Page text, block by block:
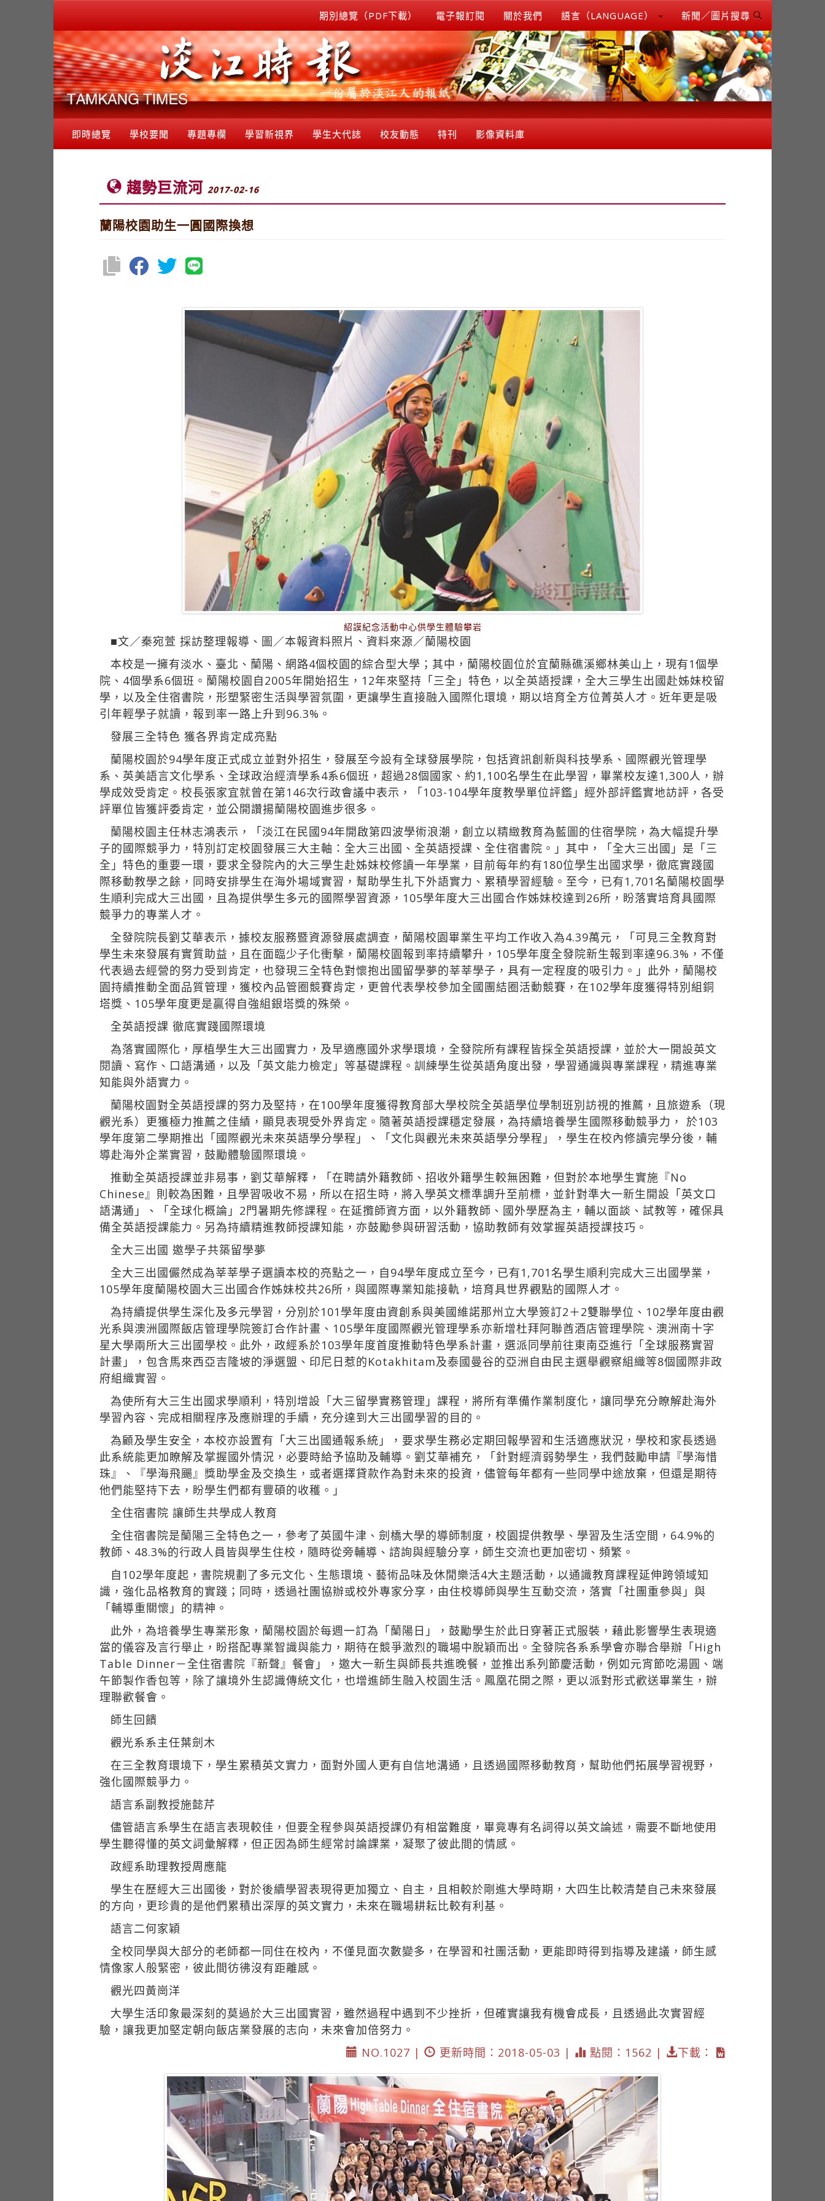
期別總覽（PDF下載） 電子報訂閱 關於我們 語言（LANGUAGE） 新聞／圖片搜尋
即時總覽 學校要聞 專題專欄 學習新視界 學生大代誌 校友動態 特刊 影像資料庫
趨勢巨流河 2017-02-16
蘭陽校園助生一圓國際換想
紹謨紀念活動中心供學生體驗攀岩
■文／秦宛萱 採訪整理報導、圖／本報資料照片、資料來源／蘭陽校園
本校是一擁有淡水、臺北、蘭陽、網路4個校園的綜合型大學；其中，蘭陽校園位於宜蘭縣礁溪鄉林美山上，現有1個學
院、4個學系6個班。蘭陽校園自2005年開始招生，12年來堅持「三全」特色，以全英語授課，全大三學生出國赴姊妹校留
學，以及全住宿書院，形塑緊密生活與學習氛圍，更讓學生直接融入國際化環境，期以培育全方位菁英人才。近年更是吸
引年輕學子就讀，報到率一路上升到96.3%。
發展三全特色 獲各界肯定成亮點
蘭陽校園於94學年度正式成立並對外招生，發展至今設有全球發展學院，包括資訊創新與科技學系、國際觀光管理學
系、英美語言文化學系、全球政治經濟學系4系6個班，超過28個國家、約1,100名學生在此學習，畢業校友達1,300人，辦
學成效受肯定。校長張家宜就曾在第146次行政會議中表示，「103-104學年度教學單位評鑑」經外部評鑑實地訪評，各受
評單位皆獲評委肯定，並公開讚揚蘭陽校園進步很多。
蘭陽校園主任林志鴻表示，「淡江在民國94年開啟第四波學術浪潮，創立以精緻教育為藍圖的住宿學院，為大幅提升學
子的國際競爭力，特別訂定校園發展三大主軸：全大三出國、全英語授課、全住宿書院。」其中，「全大三出國」是「三
全」特色的重要一環，要求全發院內的大三學生赴姊妹校修讀一年學業，目前每年約有180位學生出國求學，徹底實踐國
際移動教學之餘，同時安排學生在海外場域實習，幫助學生扎下外語實力、累積學習經驗。至今，已有1,701名蘭陽校園學
生順利完成大三出國，且為提供學生多元的國際學習資源，105學年度大三出國合作姊妹校達到26所，盼落實培育具國際
競爭力的專業人才。
全發院院長劉艾華表示，據校友服務暨資源發展處調查，蘭陽校園畢業生平均工作收入為4.39萬元，「可見三全教育對
學生未來發展有實質助益，且在面臨少子化衝擊，蘭陽校園報到率持續攀升，105學年度全發院新生報到率達96.3%，不僅
代表過去經營的努力受到肯定，也發現三全特色對懷抱出國留學夢的莘莘學子，具有一定程度的吸引力。」此外，蘭陽校
園持續推動全面品質管理，獲校內品管圈競賽肯定，更曾代表學校參加全國團結圈活動競賽，在102學年度獲得特別組銅
塔獎、105學年度更是贏得自強組銀塔獎的殊榮。
全英語授課 徹底實踐國際環境
為落實國際化，厚植學生大三出國實力，及早適應國外求學環境，全發院所有課程皆採全英語授課，並於大一開設英文
閱讀、寫作、口語溝通，以及「英文能力檢定」等基礎課程。訓練學生從英語角度出發，學習通識與專業課程，精進專業
知能與外語實力。
蘭陽校園對全英語授課的努力及堅持，在100學年度獲得教育部大學校院全英語學位學制班別訪視的推薦，且旅遊系（現
觀光系）更獲極力推薦之佳績，顯見表現受外界肯定。隨著英語授課穩定發展，為持續培養學生國際移動競爭力， 於103
學年度第二學期推出「國際觀光未來英語學分學程」、「文化與觀光未來英語學分學程」，學生在校內修讀完學分後，輔
導赴海外企業實習，鼓勵體驗國際環境。
推動全英語授課並非易事，劉艾華解釋，「在聘請外籍教師、招收外籍學生較無困難，但對於本地學生實施『No
Chinese』則較為困難，且學習吸收不易，所以在招生時，將入學英文標準調升至前標，並針對準大一新生開設「英文口
語溝通」、「全球化概論」2門暑期先修課程。在延攬師資方面，以外籍教師、國外學歷為主，輔以面談、試教等，確保具
備全英語授課能力。另為持續精進教師授課知能，亦鼓勵參與研習活動，協助教師有效掌握英語授課技巧。
全大三出國 邀學子共築留學夢
全大三出國儼然成為莘莘學子選讀本校的亮點之一，自94學年度成立至今，已有1,701名學生順利完成大三出國學業，
105學年度蘭陽校園大三出國合作姊妹校共26所，與國際專業知能接軌，培育具世界觀點的國際人才。
為持續提供學生深化及多元學習，分別於101學年度由資創系與美國維諾那州立大學簽訂2＋2雙聯學位、102學年度由觀
光系與澳洲國際飯店管理學院簽訂合作計畫、105學年度國際觀光管理學系亦新增杜拜阿聯酋酒店管理學院、澳洲南十字
星大學兩所大三出國學校。此外，政經系於103學年度首度推動特色學系計畫，選派同學前往東南亞進行「全球服務實習
計畫」，包含馬來西亞吉隆坡的淨選盟、印尼日惹的Kotakhitam及泰國曼谷的亞洲自由民主選舉觀察組織等8個國際非政
府組織實習。
為使所有大三生出國求學順利，特別增設「大三留學實務管理」課程，將所有準備作業制度化，讓同學充分瞭解赴海外
學習內容、完成相關程序及應辦理的手續，充分達到大三出國學習的目的。
為顧及學生安全，本校亦設置有「大三出國通報系統」，要求學生務必定期回報學習和生活適應狀況，學校和家長透過
此系統能更加瞭解及掌握國外情況，必要時給予協助及輔導。劉艾華補充，「針對經濟弱勢學生，我們鼓勵申請『學海惜
珠』、『學海飛颺』獎助學金及交換生，或者選擇貸款作為對未來的投資，儘管每年都有一些同學中途放棄，但還是期待
他們能堅持下去，盼學生們都有豐碩的收穫。」
全住宿書院 讓師生共學成人教育
全住宿書院是蘭陽三全特色之一，參考了英國牛津、劍橋大學的導師制度，校園提供教學、學習及生活空間，64.9%的
教師、48.3%的行政人員皆與學生住校，隨時從旁輔導、諮詢與經驗分享，師生交流也更加密切、頻繁。
自102學年度起，書院規劃了多元文化、生態環境、藝術品味及休閒樂活4大主題活動，以通識教育課程延伸跨領域知
識，強化品格教育的實踐；同時，透過社團協辦或校外專家分享，由住校導師與學生互動交流，落實「社團重參與」與
「輔導重關懷」的精神。
此外，為培養學生專業形象，蘭陽校園於每週一訂為「蘭陽日」，鼓勵學生於此日穿著正式服裝，藉此影響學生表現適
當的儀容及言行舉止，盼搭配專業智識與能力，期待在競爭激烈的職場中脫穎而出。全發院各系系學會亦聯合舉辦「High
Table Dinner－全住宿書院『新聲』餐會」，邀大一新生與師長共進晚餐，並推出系列節慶活動，例如元宵節吃湯圓、端
午節製作香包等，除了讓境外生認識傳統文化，也增進師生融入校園生活。鳳凰花開之際，更以派對形式歡送畢業生，辦
理聯歡餐會。
師生回饋
觀光系系主任葉劍木
在三全教育環境下，學生累積英文實力，面對外國人更有自信地溝通，且透過國際移動教育，幫助他們拓展學習視野，
強化國際競爭力。
語言系副教授施懿芹
儘管語言系學生在語言表現較佳，但要全程參與英語授課仍有相當難度，畢竟專有名詞得以英文論述，需要不斷地使用
學生聽得懂的英文詞彙解釋，但正因為師生經常討論課業，凝聚了彼此間的情感。
政經系助理教授周應龍
學生在歷經大三出國後，對於後續學習表現得更加獨立、自主，且相較於剛進大學時期，大四生比較清楚自己未來發展
的方向，更珍貴的是他們累積出深厚的英文實力，未來在職場耕耘比較有利基。
語言二何家穎
全校同學與大部分的老師都一同住在校內，不僅見面次數變多，在學習和社團活動，更能即時得到指導及建議，師生感
情像家人般緊密，彼此間彷彿沒有距離感。
觀光四黃崗洋
大學生活印象最深刻的莫過於大三出國實習，雖然過程中遇到不少挫折，但確實讓我有機會成長，且透過此次實習經
驗，讓我更加堅定朝向飯店業發展的志向，未來會加倍努力。
NO.1027 |
更新時間：2018-05-03 | 點閱：1562 | 下載：